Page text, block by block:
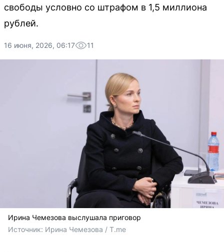
свободы условно со штрафом в 1,5 миллиона
рублей.
16 июня, 2026, 06:17 11
Ирина Чемезова выслушала приговор
Источник: Ирина Чемезова / T.me